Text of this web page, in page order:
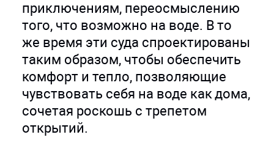
приключениям, переосмыслению
того, что возможно на воде. В то
же время эти суда спроектированы
таким образом, чтобы обеспечить
комфорт и тепло, позволяющие
чувствовать себя на воде как дома,
сочетая роскошь с трепетом
открытий.